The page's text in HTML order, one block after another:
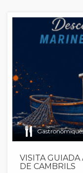
VISITA GUIADA
DE CAMBRILS